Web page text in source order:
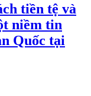
tiền tệ và
niềm tin
Quốc tại